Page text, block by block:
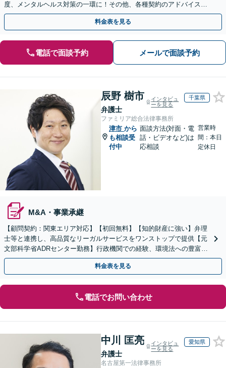
度、メンタルヘルス対策の一環に！その他、各種契約のアドバイス・
予防法務など、身近な法的トラブルを徹底サポート
料金表を見る
電話で面談予約 メールで面談予約
辰野 樹市
弁護士
インタビュ
ーを見る
千葉県
ファミリア総合法律事務所
津市 から
も相談受
付中
面談方法(対面・電
話・ビデオなど)は
応相談
営業時
間：本日
定休日
M&A・事業承継
【顧問契約：関東エリア対応】【初回無料】【知的財産に強い】弁理
士等と連携し、高品質なリーガルサービスをワンストップで提供【元
文部科学省ADRセンター勤務】行政機関での経験、環境法への豊富な
知識を活かし、事業者さまの抱える問題を解決へ導きます
料金表を見る
電話でお問い合わせ
中川 匡亮
弁護士
インタビュ
ーを見る
愛知県
名古屋第一法律事務所